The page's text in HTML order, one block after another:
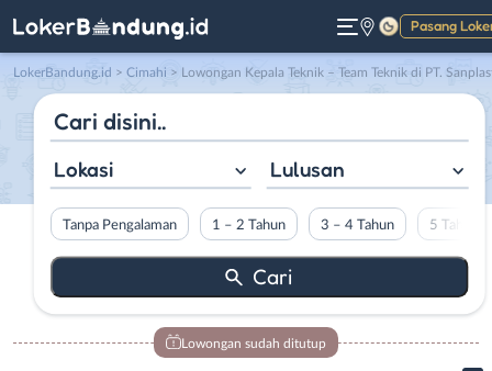
Pasang
Gelap
LokerBandung.id > Cimahi > Lowongan Kepala Teknik – Team Teknik di PT. Sanplast Putra
Lokasi Lulusan
Tanpa Pengalaman 1 – 2 Tahun 3 – 4 Tahun 5 Tahun
Lowongan sudah ditutup